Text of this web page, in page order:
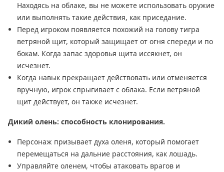
Находясь на облаке, вы не можете использовать оружие
или выполнять такие действия, как приседание.
Перед игроком появляется похожий на голову тигра
ветряной щит, который защищает от огня спереди и по
бокам. Когда запас здоровья щита иссякнет, он
исчезнет.
Когда навык прекращает действовать или отменяется
вручную, игрок спрыгивает с облака. Если ветряной
щит действует, он также исчезнет.
Дикий олень: способность клонирования.
Персонаж призывает духа оленя, который помогает
перемещаться на дальние расстояния, как лошадь.
Управляйте оленем, чтобы атаковать врагов и